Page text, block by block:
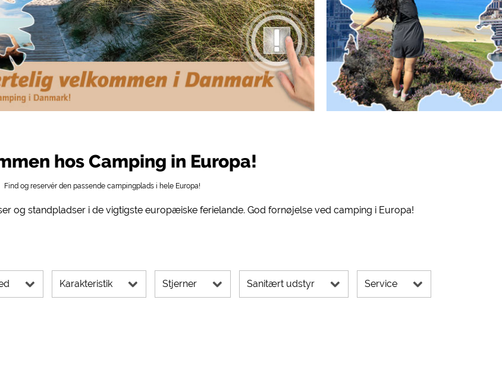
hos Camping in Europa!
Find og reservér den passende campingplads i hele Europa!
og standpladser i de vigtigste europæiske ferielande. God fornøjelse ved camping i Europa!
Karakteristik Stjerner Sanitært udstyr Service
(forhåndsvisning af
siehe Datenschutzerklärung des jeweiligen Anbieters
siden med
https://www.facebook.com/about/privacy/
https://policies.google.com/privacy
når som helst i sidefoden via "COOKIES"!